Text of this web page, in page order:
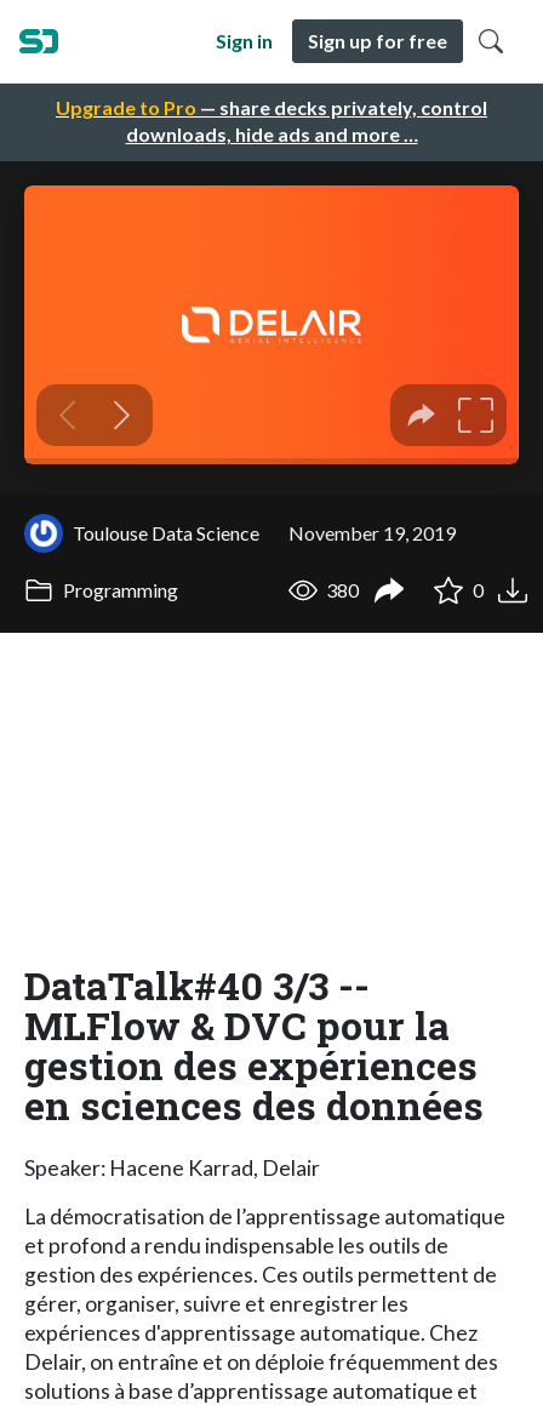
Upgrade to Pro — share decks privately, control
downloads, hide ads and more …
Sign in Sign up for free
Toulouse Data Science November 19, 2019
Programming 380 0
DataTalk#40 3/3 --
MLFlow & DVC pour la
gestion des expériences
en sciences des données
Speaker: Hacene Karrad, Delair
La démocratisation de l’apprentissage automatique
et profond a rendu indispensable les outils de
gestion des expériences. Ces outils permettent de
gérer, organiser, suivre et enregistrer les
expériences d'apprentissage automatique. Chez
Delair, on entraîne et on déploie fréquemment des
solutions à base d’apprentissage automatique et